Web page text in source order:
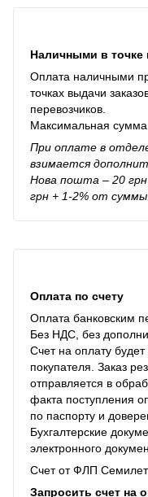
Наличными в точке
Оплата наличными
точках выдачи
перевозчиков.
Максимальная
При оплате в
взимается
Нова пошта – 20
грн + 1-2% от суммы.
Оплата по счету
Оплата банковским
Без НДС, без
Счет на оплату
покупателя. Заказ
отправляется в
факта поступления
по паспорту и
Бухгалтерские
электронного
Счет от ФЛП
Запросить счет на